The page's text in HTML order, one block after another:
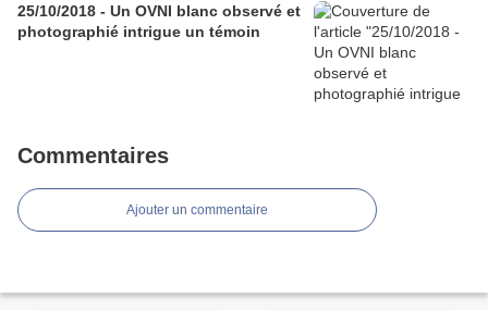
25/10/2018 - Un OVNI blanc observé et
photographié intrigue un témoin
Commentaires
Ajouter un commentaire